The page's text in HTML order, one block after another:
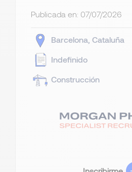
Publicada en: 07/07/2026
Barcelona Cataluña
Indefinido
Construcción